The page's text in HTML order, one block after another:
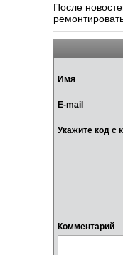
После
Имя
E-mail
Укажите код с
Комментарий